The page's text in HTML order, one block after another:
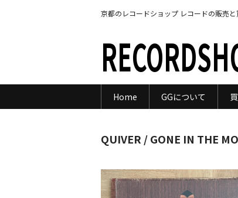
京都のレコードショップ レコードの販売
Home GGについて
QUIVER / GONE IN THE